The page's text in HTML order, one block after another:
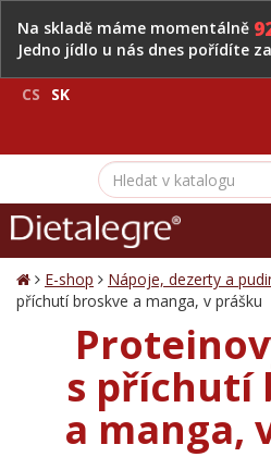
Na skladě máme momentálně
Jedno jídlo u nás dnes pořídíte
CS
SK
E-shop Nápoje, dezerty a
příchutí broskve a manga, v prášku
s příchutí
a manga,